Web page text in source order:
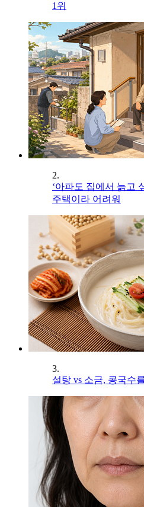
1위
2.
‘아파도 집에서 늙고
주택이라 어려워
3.
설탕 vs 소금, 콩국수